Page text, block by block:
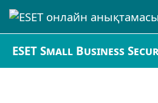
ESET Small Business